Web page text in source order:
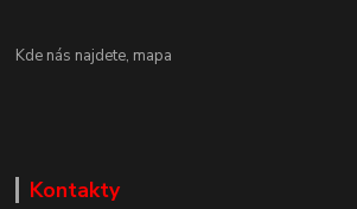
Kde nás najdete, mapa
Kontakty